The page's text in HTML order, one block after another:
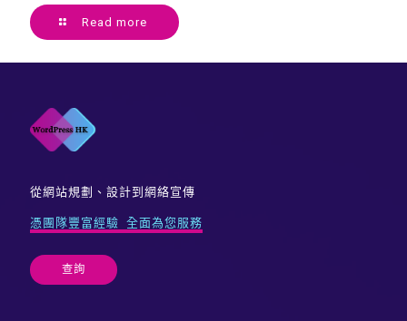
Read more
從網站規劃、設計到網絡宣傳
憑團隊豐富經驗 全面為您服務
查詢